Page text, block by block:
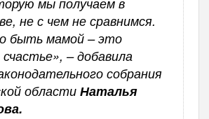
не с чем не сравнимся.
быть мамой – это
– добавила
собрания
области Наталья